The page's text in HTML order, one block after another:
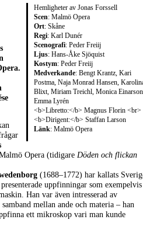
Hemligheter av Jonas Forssell
Scen: Malmö Opera
Ort: Skåne
Regi: Karl Dunér
Scenografi: Peder Freiij
Ljus: Hans-Åke Sjöquist
Kostym: Peder Freiij
Medverkande: Bengt Krantz, Kari
Postma, Naja Monrad Hansen,
Blixt, Miriam Treichl, Monica
Emma Lyrén
<b>Libretto:</b> Magnus Florin <br>
<b>Dirigent:</b> Staffan Larson
Länk: Malmö Opera
Opera (tidigare Döden och flickan
(1688–1772) har kallats
uppfinningar som exempelvis
Han var även intresserad av
mellan ande och materia – han
ett mikroskop vari man kunde